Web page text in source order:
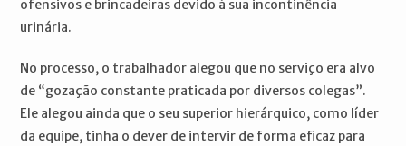
ofensivos e brincadeiras devido à sua incontinência
urinária.
No processo, o trabalhador alegou que no serviço era alvo
de “gozação constante praticada por diversos colegas”.
Ele alegou ainda que o seu superior hierárquico, como líder
da equipe, tinha o dever de intervir de forma eficaz para